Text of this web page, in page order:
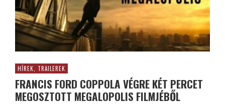
HÍREK, TRAILEREK
FRANCIS FORD COPPOLA VÉGRE KÉT PERCET
MEGOSZTOTT MEGALOPOLIS FILMJÉBŐL